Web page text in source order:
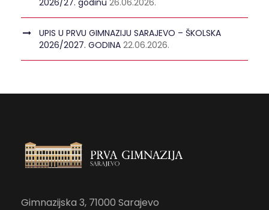
2026/27. godinu 26.06.2026.
UPIS U PRVU GIMNAZIJU SARAJEVO – ŠKOLSKA
2026/2027. GODINA 22.06.2026.
Gimnazijska 3, 71000 Sarajevo